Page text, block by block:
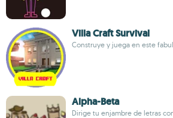
Villa Craft Survival
Construye y juega en este
Alpha-Beta
Dirige tu enjambre de letras